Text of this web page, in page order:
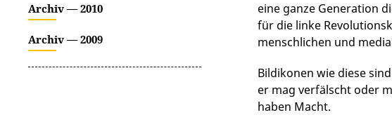
Archiv — 2010
Archiv — 2009
eine ganze Generation
für die linke
menschlichen und
Bildikonen wie diese
er mag verfälscht oder
haben Macht.